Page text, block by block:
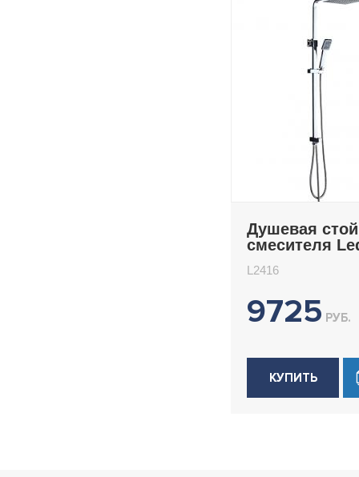
Душевая
смесителя
L2416
9725 РУБ.
КУПИТЬ